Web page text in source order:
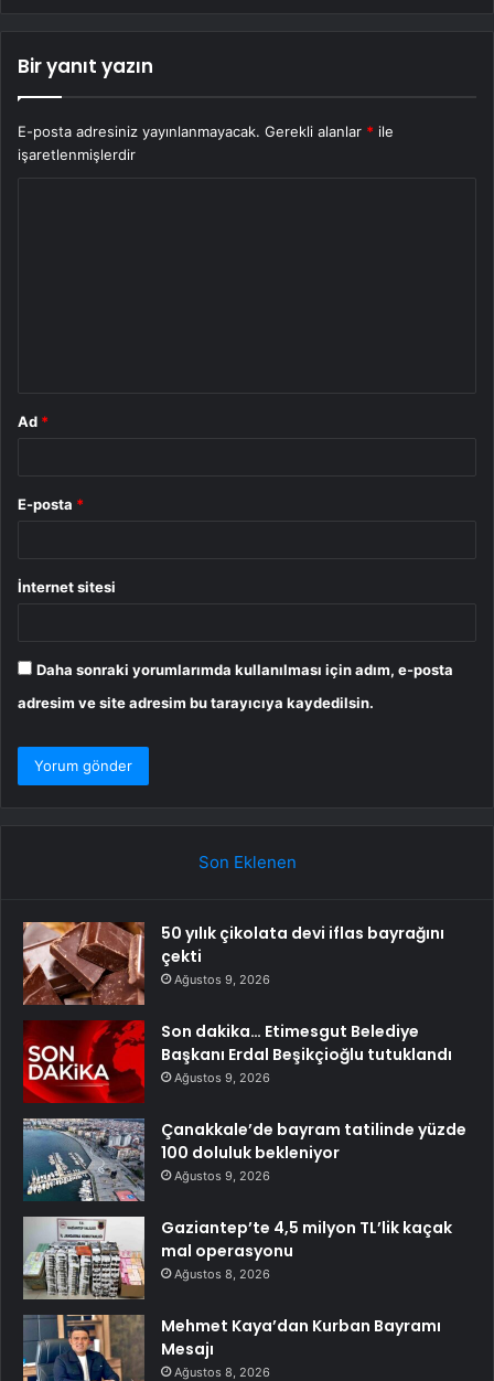
Bir yanıt yazın
E-posta adresiniz yayınlanmayacak. Gerekli alanlar * ile
işaretlenmişlerdir
Ad *
E-posta *
İnternet sitesi
Daha sonraki yorumlarımda kullanılması için adım, e-posta
adresim ve site adresim bu tarayıcıya kaydedilsin.
Son Eklenen
50 yılık çikolata devi iflas bayrağını
çekti
Ağustos 9, 2026
Son dakika… Etimesgut Belediye
Başkanı Erdal Beşikçioğlu tutuklandı
Ağustos 9, 2026
Çanakkale’de bayram tatilinde yüzde
100 doluluk bekleniyor
Ağustos 9, 2026
Gaziantep’te 4,5 milyon TL’lik kaçak
mal operasyonu
Ağustos 8, 2026
Mehmet Kaya’dan Kurban Bayramı
Mesajı
Ağustos 8, 2026